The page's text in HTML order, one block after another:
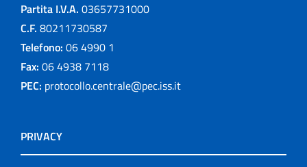
Partita I.V.A. 03657731000
C.F. 80211730587
Telefono: 06 4990 1
Fax: 06 4938 7118
PEC: protocollo.centrale@pec.iss.it
PRIVACY